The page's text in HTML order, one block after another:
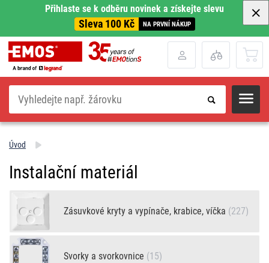
Přihlaste se k odběru novinek a získejte slevu
Sleva 100 Kč NA PRVNÍ NÁKUP
Hledat
Úvod
Instalační materiál
Zásuvkové kryty a vypínače, krabice, víčka (227)
Svorky a svorkovnice (15)